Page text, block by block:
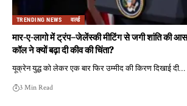
TRENDING NEWS वर्ल्ड
मार-ए-लागो में ट्रंप–जेलेंस्की मीटिंग से जगी शांति की
कॉल ने क्यों बढ़ा दी कीव की चिंता?
यूक्रेन युद्ध को लेकर एक बार फिर उम्मीद की किरण दिखाई दी…
3 Min Read